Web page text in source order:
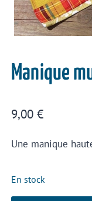
Manique
9,00€
Une manique
En stock